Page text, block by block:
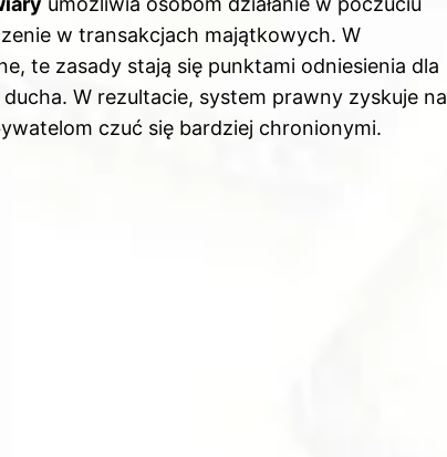
w transakcjach majątkowych. W
te zasady stają się punktami odniesienia dla
W rezultacie, system prawny zyskuje na
czuć się bardziej chronionymi.